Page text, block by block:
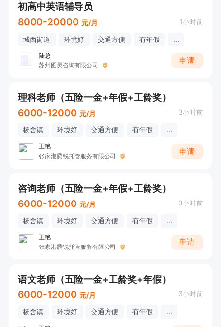
初高中英语辅导员
8000-20000 元/月 1小时前
城西街道 环境好 交通方便 有年假 ...
陆总
苏州图灵咨询有限公司
申请
理科老师（五险一金+年假+工龄奖）
6000-12000 元/月 3小时前
杨舍镇 环境好 交通方便 有年假 ...
王艳
张家港腾锐托管服务有限公司
申请
咨询老师（五险一金+年假+工龄奖）
6000-12000 元/月 3小时前
杨舍镇 环境好 交通方便 有年假 ...
王艳
张家港腾锐托管服务有限公司
申请
语文老师（五险一金+工龄奖+年假）
6000-12000 元/月 3小时前
杨舍镇 环境好 交通方便 有年假 ...